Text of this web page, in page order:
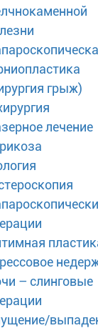
грыж)
лечение
– слинговые